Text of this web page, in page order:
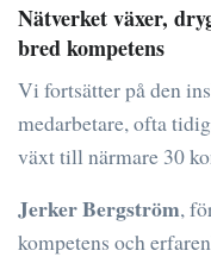
Nätverket växer,
bred kompetens
Vi fortsätter på den
medarbetare, ofta
växt till närmare 30
Jerker Bergström,
kompetens och